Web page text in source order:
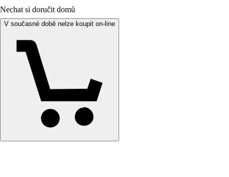
Nechat si doručit domů
V současné době nelze koupit on-line